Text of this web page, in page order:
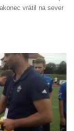
vrátil na sever